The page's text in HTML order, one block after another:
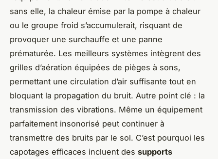
sans elle, la chaleur émise par la pompe à chaleur
ou le groupe froid s’accumulerait, risquant de
provoquer une surchauffe et une panne
prématurée. Les meilleurs systèmes intègrent des
grilles d’aération équipées de pièges à sons,
permettant une circulation d’air suffisante tout en
bloquant la propagation du bruit. Autre point clé : la
transmission des vibrations. Même un équipement
parfaitement insonorisé peut continuer à
transmettre des bruits par le sol. C’est pourquoi les
capotages efficaces incluent des supports